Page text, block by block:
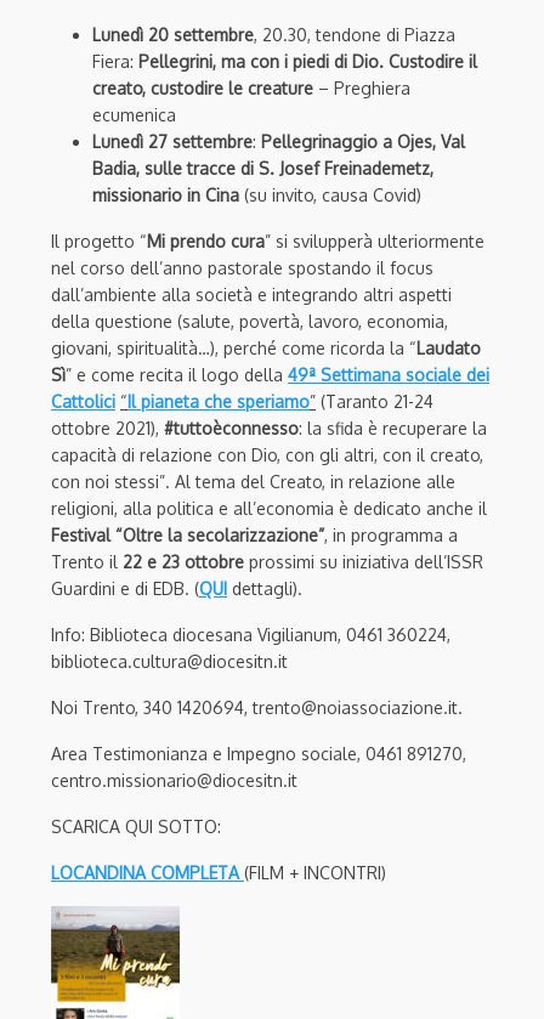
Lunedì 20 settembre, 20.30, tendone di Piazza
Fiera: Pellegrini, ma con i piedi di Dio. Custodire il
creato, custodire le creature – Preghiera
ecumenica
Lunedì 27 settembre: Pellegrinaggio a Ojes, Val
Badia, sulle tracce di S. Josef Freinademetz,
missionario in Cina (su invito, causa Covid)
Il progetto “Mi prendo cura” si svilupperà ulteriormente
nel corso dell’anno pastorale spostando il focus
dall’ambiente alla società e integrando altri aspetti
della questione (salute, povertà, lavoro, economia,
giovani, spiritualità…), perché come ricorda la “Laudato
Sì” e come recita il logo della 49ª Settimana sociale dei
Cattolici “Il pianeta che speriamo” (Taranto 21-24
ottobre 2021), #tuttoèconnesso: la sfida è recuperare la
capacità di relazione con Dio, con gli altri, con il creato,
con noi stessi”. Al tema del Creato, in relazione alle
religioni, alla politica e all’economia è dedicato anche il
Festival “Oltre la secolarizzazione”, in programma a
Trento il 22 e 23 ottobre prossimi su iniziativa dell’ISSR
Guardini e di EDB. (QUI dettagli).
Info: Biblioteca diocesana Vigilianum, 0461 360224,
biblioteca.cultura@diocesitn.it
Noi Trento, 340 1420694, trento@noiassociazione.it.
Area Testimonianza e Impegno sociale, 0461 891270,
centro.missionario@diocesitn.it
SCARICA QUI SOTTO:
LOCANDINA COMPLETA (FILM + INCONTRI)